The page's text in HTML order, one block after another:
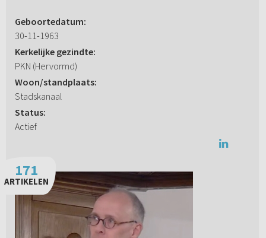
Geboortedatum:
30-11-1963
Kerkelijke gezindte:
PKN (Hervormd)
Woon/standplaats:
Stadskanaal
Status:
Actief
171
ARTIKELEN